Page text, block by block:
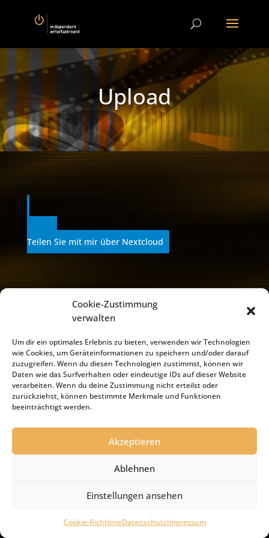
Cookie-Zustimmung
verwalten
Um dir ein optimales Erlebnis zu bieten, verwenden wir Technologien
wie Cookies, um Geräteinformationen zu speichern und/oder darauf
zuzugreifen. Wenn du diesen Technologien zustimmst, können wir
Daten wie das Surfverhalten oder eindeutige IDs auf dieser Website
verarbeiten. Wenn du deine Zustimmung nicht erteilst oder
zurückziehst, können bestimmte Merkmale und Funktionen
beeinträchtigt werden.
Akzeptieren
Ablehnen
Einstellungen ansehen
Cookie-RichtlinieDatenschutzImpressum
Upload
Video-
Player
Teilen Sie mit mir über Nextcloud
Datenschutz
Cookie-Richtlinie (EU)
(c) by independent entertainment GmbH